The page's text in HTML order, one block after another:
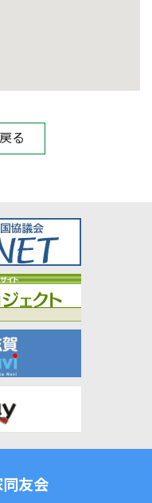
る
友会